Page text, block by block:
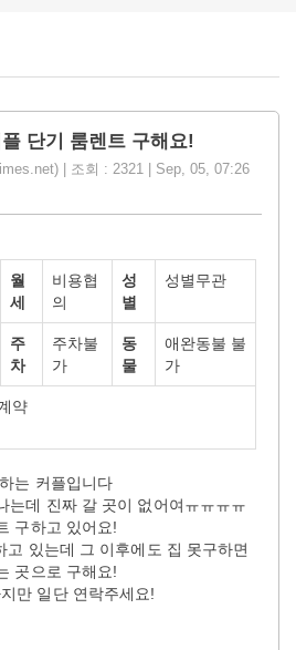
단기 룸렌트 구해요!
| 조회 : 2321 | Sep, 05, 07:26
월
세
비용협
의
성
별
성별무관
주
차
주차불
가
동
물
애완동불 불
가
약
는 커플입니다
는데 진짜 갈 곳이 없어여ㅠㅠㅠㅠ
구하고 있어요!
고 있는데 그 이후에도 집 못구하면
곳으로 구해요!
만 일단 연락주세요!